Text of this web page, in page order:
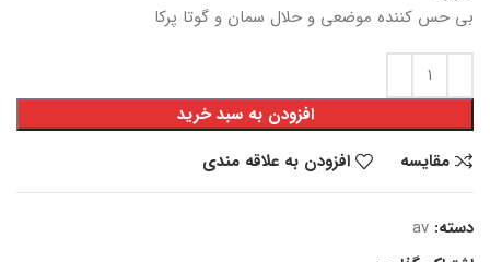
بی حس کننده موضعی و حلال سمان و گوتا پرکا
افزودن به سبد خرید
مقایسه
افزودن به علاقه مندی
دسته: av